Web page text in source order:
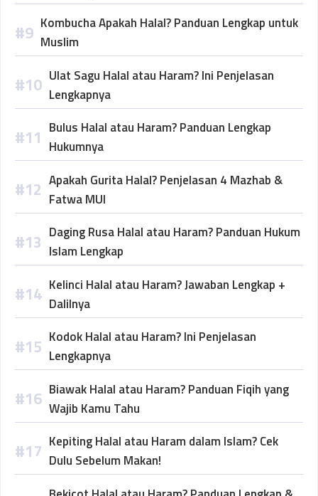
Kombucha Apakah Halal? Panduan Lengkap untuk
Muslim
Ulat Sagu Halal atau Haram? Ini Penjelasan
Lengkapnya
Bulus Halal atau Haram? Panduan Lengkap
Hukumnya
Apakah Gurita Halal? Penjelasan 4 Mazhab &
Fatwa MUI
Daging Rusa Halal atau Haram? Panduan Hukum
Islam Lengkap
Kelinci Halal atau Haram? Jawaban Lengkap +
Dalilnya
Kodok Halal atau Haram? Ini Penjelasan
Lengkapnya
Biawak Halal atau Haram? Panduan Fiqih yang
Wajib Kamu Tahu
Kepiting Halal atau Haram dalam Islam? Cek
Dulu Sebelum Makan!